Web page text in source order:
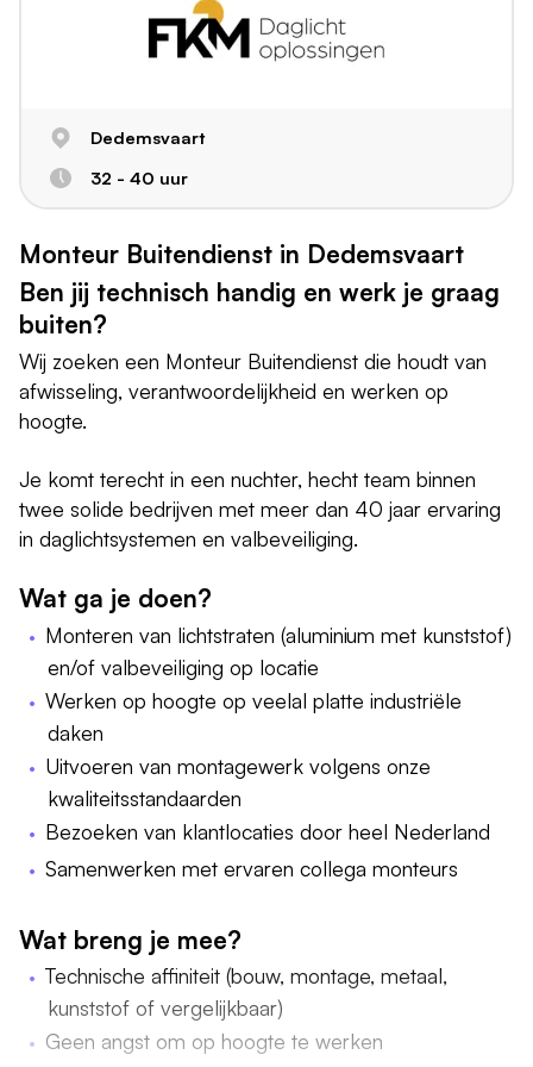
Dedemsvaart
32 - 40 uur
Monteur Buitendienst in Dedemsvaart
Ben jij technisch handig en werk je graag
buiten?
Wij zoeken een Monteur Buitendienst die houdt van
afwisseling, verantwoordelijkheid en werken op
hoogte.
Je komt terecht in een nuchter, hecht team binnen
twee solide bedrijven met meer dan 40 jaar ervaring
in daglichtsystemen en valbeveiliging.
Wat ga je doen?
Monteren van lichtstraten (aluminium met kunststof)
en/of valbeveiliging op locatie
Werken op hoogte op veelal platte industriële
daken
Uitvoeren van montagewerk volgens onze
kwaliteitsstandaarden
Bezoeken van klantlocaties door heel Nederland
Samenwerken met ervaren collega monteurs
Wat breng je mee?
Technische affiniteit (bouw, montage, metaal,
kunststof of vergelijkbaar)
Geen angst om op hoogte te werken